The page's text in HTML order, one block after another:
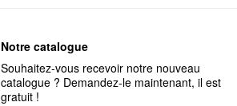
Notre catalogue
Souhaitez-vous recevoir notre nouveau
catalogue ? Demandez-le maintenant, il est
gratuit !